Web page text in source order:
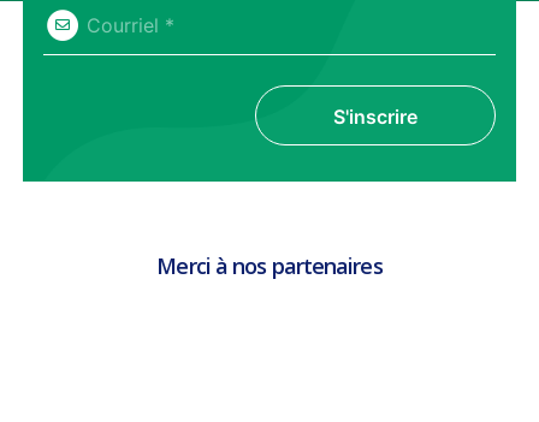
Courriel *
S'inscrire
Merci à nos partenaires